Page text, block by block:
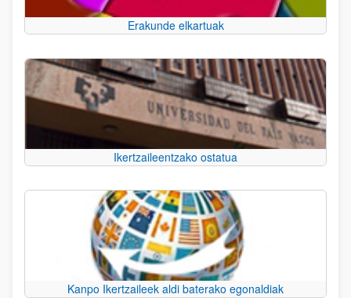
Erakunde elkartuak
Ikertzaileentzako ostatua
Kanpo Ikertzaileek aldi baterako egonaldiak